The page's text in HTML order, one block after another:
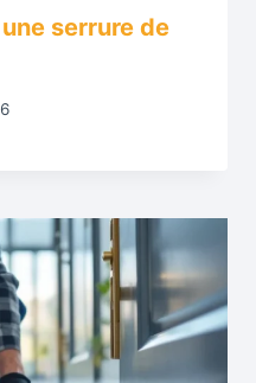
serrure de